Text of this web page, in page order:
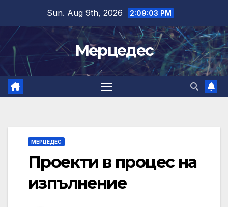
content
Sun. Aug 9th, 2026 2:09:03 PM
Мерцедес
МЕРЦЕДЕС
Проекти в процес на
изпълнение